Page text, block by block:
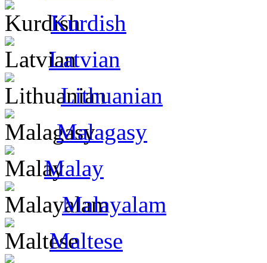
Kurdish
Latvian
Lithuanian
Malagasy
Malay
Malayalam
Maltese